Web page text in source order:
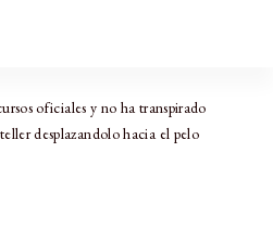
oficiales y no ha transpirado
desplazandolo hacia el pelo